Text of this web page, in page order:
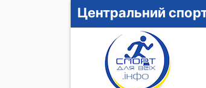
Центральний